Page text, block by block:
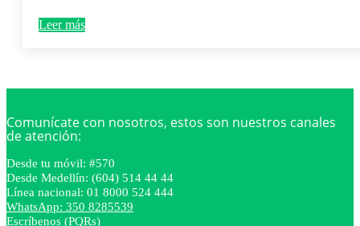
Leer más
Comunícate con nosotros, estos son nuestros canales
de atención:
Desde tu móvil: #570
Desde Medellín: (604) 514 44 44
Línea nacional: 01 8000 524 444
WhatsApp: 350 8285539
Escríbenos (PQRs)